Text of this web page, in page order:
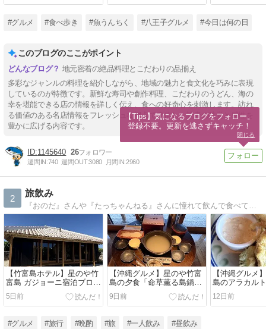
#グルメ #食べ歩き #魚うんちく #八王子グルメ #今日は何の日
このブログのここがポイント
地元密着の絶品料理とこだわりの品揃え
多彩なジャンルの料理を紹介しながら、地域の魅力と食文化を巧みに表現
しているのが特徴です。新鮮な寿司や創作料理、こだわりのうどん、海の
幸を堪能できる店の情報を詳しく伝え、食への好奇心を刺激します。訪れ
る価値のある名店情報をフレッシュな視点で発信し、読者の味覚と感性を
豊かに広げる内容です。
1145640 26
週間IN:740 週間OUT:3080 月間IN:2960
2
旅飲み
【竹富島ホテル】星のや竹
富島 ガジョーニ宿泊ブログ
｜開放感あふれる客室で過
ごす贅沢な竹富島ステイ
5日前
【沖縄グルメ】星のや竹富
島の夕食「命草薫る島鍋」
を客室で実食！贅沢な部屋
食
9日前
【沖縄グルメ
島のアラカル
12日前
#グルメ #旅行 #晩酌 #旅 #一人飲み #昼飲み
【Tips】気になるブログをフォロー。
登録不要。更新を逃さずキャッチ！
閉じる